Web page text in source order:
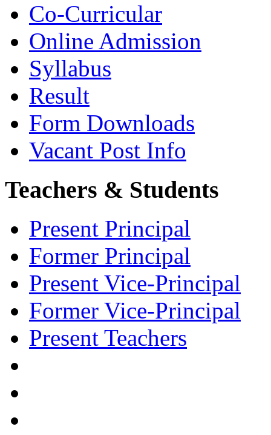
Co-Curricular
Online Admission
Syllabus
Result
Form Downloads
Vacant Post Info
Teachers & Students
Present Principal
Former Principal
Present Vice-Principal
Former Vice-Principal
Present Teachers